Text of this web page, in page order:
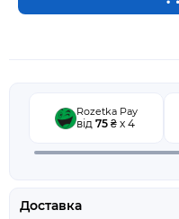
Rozetka Pay
від 75 ₴ x 4
Доставка